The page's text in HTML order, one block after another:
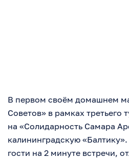
В первом своём домашнем
Советов» в рамках третьего
на «Солидарность Самара
калининградскую
гости на 2 минуте встречи,